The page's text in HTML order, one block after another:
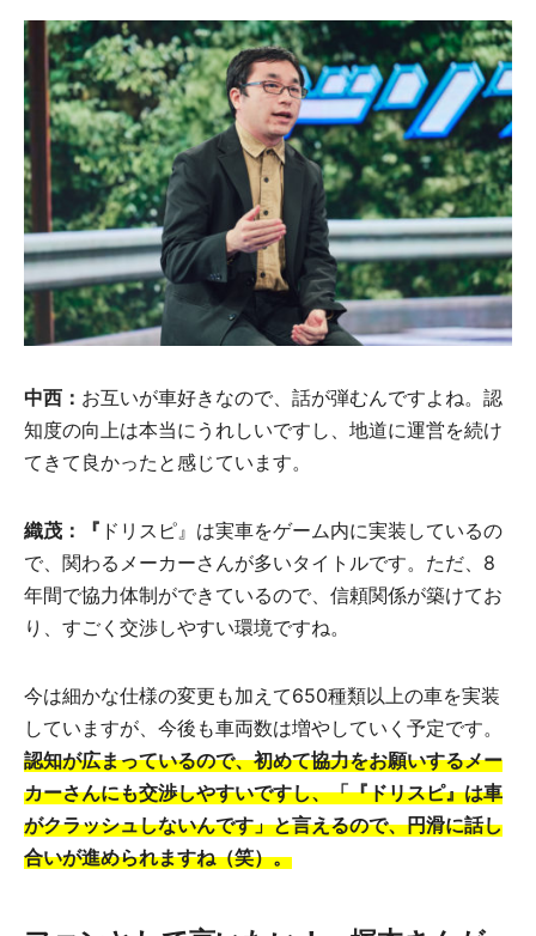
中西： お互いが車好きなので、話が弾むんですよね。認
知度の向上は本当にうれしいですし、地道に運営を続け
てきて良かったと感じています。
織茂：『 ドリスピ』は実車をゲーム内に実装しているの
で、関わるメーカーさんが多いタイトルです。ただ、8
年間で協力体制ができているので、信頼関係が築けてお
り、すごく交渉しやすい環境ですね。
今は細かな仕様の変更も加えて650種類以上の車を実装
していますが、今後も車両数は増やしていく予定です。
認知が広まっているので、初めて協力をお願いするメー
カーさんにも交渉しやすいですし、「『ドリスピ』は車
がクラッシュしないんです」と言えるので、円滑に話し
合いが進められますね（笑）。